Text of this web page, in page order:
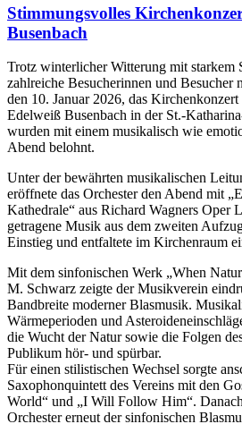
Stimmungsvolles
Busenbach
Trotz winterlicher Witterung mit starkem
zahlreiche Besucherinnen und Besucher
den 10. Januar 2026, das
Edelweiß Busenbach in der St.-
wurden mit einem musikalisch wie
Abend belohnt.
Unter der bewährten musikalischen
eröffnete das Orchester den Abend mit
Kathedrale“ aus Richard Wagners Oper
getragene Musik aus dem zweiten
Einstieg und entfaltete im Kirchenraum
Mit dem sinfonischen Werk „When
M. Schwarz zeigte der Musikverein
Bandbreite moderner Blasmusik.
Wärmeperioden und
die Wucht der Natur sowie die Folgen
Publikum hör- und spürbar.
Für einen stilistischen Wechsel sorgte
Saxophonquintett des Vereins mit den
World“ und „I Will Follow Him“.
Orchester erneut der sinfonischen